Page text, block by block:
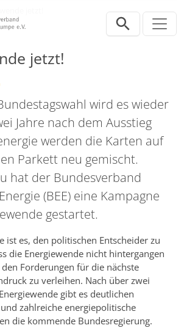
jetzt!
wird es wieder
Jahre nach dem Ausstieg
werden die Karten auf
Parkett neu gemischt.
hat der Bundesverband
(BEE) eine Kampagne
gestartet.
ist es, den politischen Entscheider zu
die Energiewende nicht hintergangen
Forderungen für die nächste
zu verleihen. Nach über zwei
gibt es deutlichen
zahlreiche energiepolitische
die kommende Bundesregierung.